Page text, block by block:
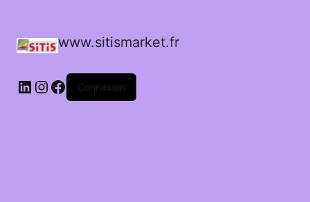
www.sitismarket.fr
LinkedIn
Instagram
Facebook
Connexion